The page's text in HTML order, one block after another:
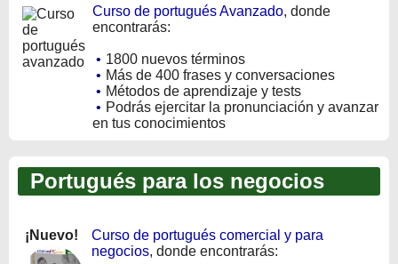
Curso de portugués Avanzado, donde
encontrarás:
• 1800 nuevos términos
• Más de 400 frases y conversaciones
• Métodos de aprendizaje y tests
• Podrás ejercitar la pronunciación y avanzar
en tus conocimientos
Portugués para los negocios
¡Nuevo!
Curso de portugués comercial y para
negocios, donde encontrarás: